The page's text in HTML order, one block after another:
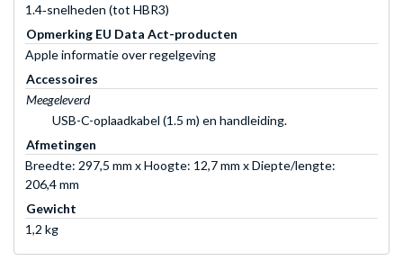
1.4‑snelheden (tot HBR3)
Opmerking EU Data Act-producten
Apple informatie over regelgeving
Accessoires
Meegeleverd
USB-C-oplaadkabel (1.5 m) en handleiding.
Afmetingen
Breedte: 297,5 mm x Hoogte: 12,7 mm x Diepte/lengte:
206,4 mm
Gewicht
1,2 kg